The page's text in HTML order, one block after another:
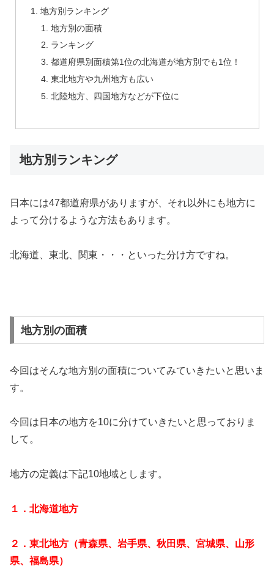
地方別ランキング
地方別の面積
ランキング
都道府県別面積第1位の北海道が地方別でも1位！
東北地方や九州地方も広い
北陸地方、四国地方などが下位に
地方別ランキング
日本には47都道府県がありますが、それ以外にも地方に
よって分けるような方法もあります。
北海道、東北、関東・・・といった分け方ですね。
地方別の面積
今回はそんな地方別の面積についてみていきたいと思いま
す。
今回は日本の地方を10に分けていきたいと思っておりま
して。
地方の定義は下記10地域とします。
１．北海道地方
２．東北地方（青森県、岩手県、秋田県、宮城県、山形
県、福島県）